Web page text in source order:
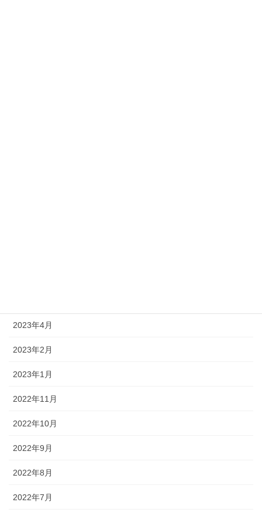
2023年4月
2023年2月
2023年1月
2022年11月
2022年10月
2022年9月
2022年8月
2022年7月